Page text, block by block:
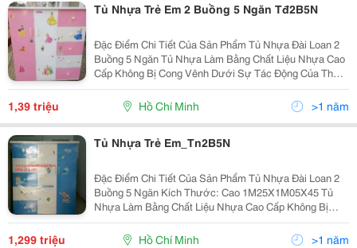
Tủ Nhựa Trẻ Em 2 Buồng 5 Ngăn Tđ2B5N
Đặc Điểm Chi Tiết Của Sản Phẩm Tủ Nhựa Đài Loan 2
Buồng 5 Ngăn Tủ Nhựa Làm Bằng Chất Liệu Nhựa Cao
Cấp Không Bị Cong Vênh Dưới Sự Tác Động Của Thời
Tiết. Màu Của Tủ Được Trộn Lẫn Trực Tiếp Trong Quá
Trình Sản Xuất Nên Không Bị Phai Khi Sử Dụng Lâ
1,39 triệu Hồ Chí Minh >1 năm
Tủ Nhựa Trẻ Em_Tn2B5N
Đặc Điểm Chi Tiết Của Sản Phẩm Tủ Nhựa Đài Loan 2
Buồng 5 Ngăn Kích Thước: Cao 1M25X1M05X45 Tủ
Nhựa Làm Bằng Chất Liệu Nhựa Cao Cấp Không Bị
Cong Vênh Dưới Sự Tác Động Của Thời Tiết. Màu Của
Tủ Được Trộn Lẫn Trực Tiếp Trong Quá Trình Sản
1,299 triệu Hồ Chí Minh >1 năm